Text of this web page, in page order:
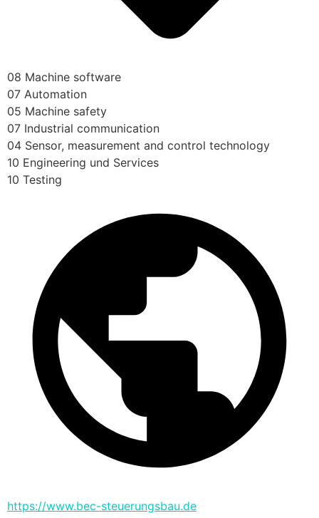
08 Machine software
07 Automation
05 Machine safety
07 Industrial communication
04 Sensor, measurement and control technology
10 Engineering und Services
10 Testing
https://www.bec-steuerungsbau.de